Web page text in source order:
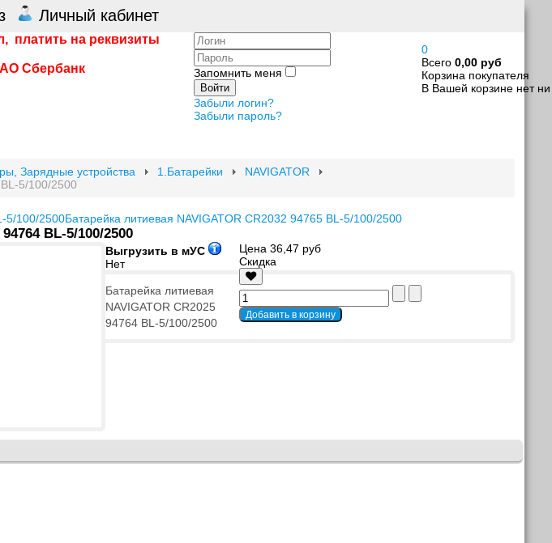
Личный кабинет
0
Всего 0,00 руб
Корзина покупателя
В Вашей корзине нет ни
Логин
Пароль
Запомнить меня
Войти
Забыли логин?
Забыли пароль?
платить на реквизиты
Сбербанк
Зарядные устройства 1.Батарейки
NAVIGATOR
5/100/2500
5/100/2500Батарейка литиевая NAVIGATOR CR2032 94765 BL-5/100/2500
BL-5/100/2500
Цена 36,47 руб
Скидка
Выгрузить в мУС
Нет
Батарейка литиевая
NAVIGATOR CR2025
94764 BL-5/100/2500